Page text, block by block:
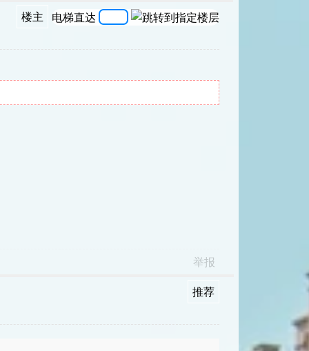
电梯直达
楼主
举报
推荐